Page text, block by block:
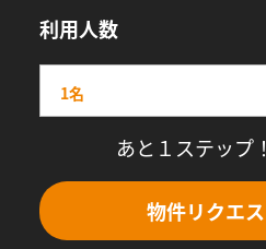
利用人数
あと１ステップ
物件リクエ